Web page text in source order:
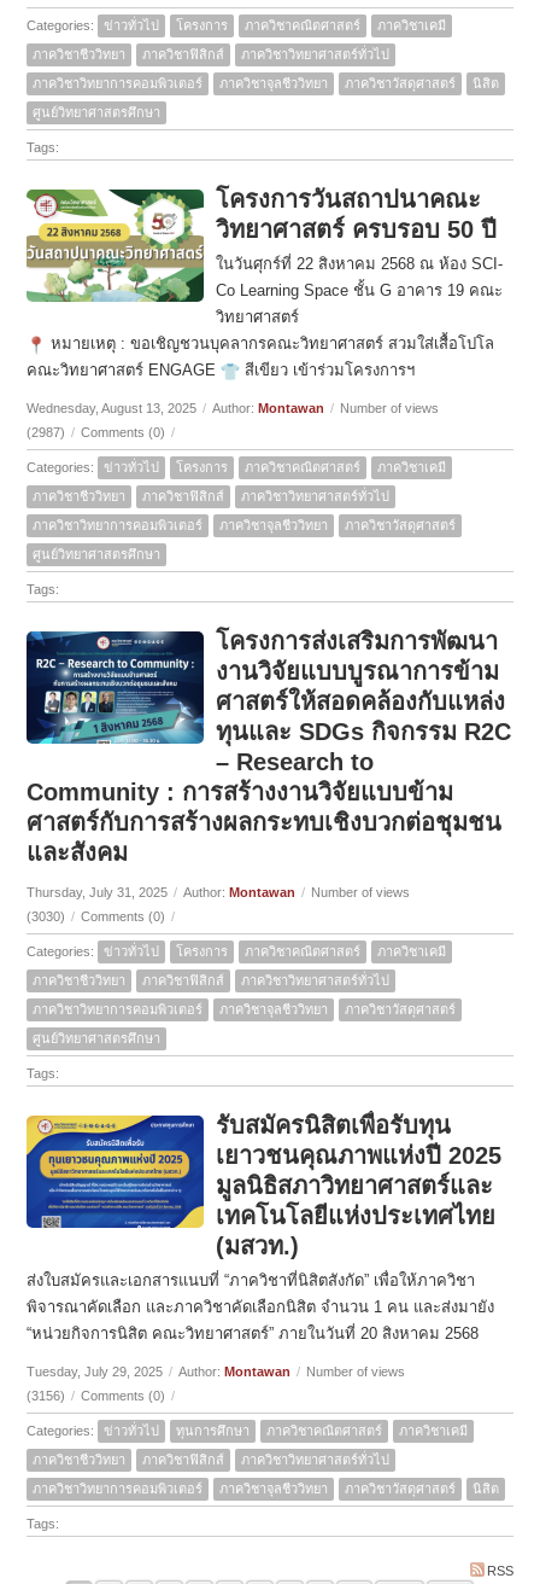
Categories: ข่าวทั่วไป โครงการ ภาควิชาคณิตศาสตร์
ภาควิชาเคมี
ภาควิชาชีววิทยา
ภาควิชาฟิสิกส์
ภาควิชาวิทยาศาสตร์ทั่วไป
ภาควิชาวิทยาการคอมพิวเตอร์
ภาควิชาจุลชีววิทยา ภาควิชาวัสดุศาสตร์
นิสิต
ศูนย์วิทยาศาสตรศึกษา
Tags:
โครงการวันสถาปนาคณะ
วิทยาศาสตร์ ครบรอบ 50 ปี
ในวันศุกร์ที่ 22 สิงหาคม 2568 ณ ห้อง SCI-
Co Learning Space ชั้น G อาคาร 19 คณะ
วิทยาศาสตร์
หมายเหตุ : ขอเชิญชวนบุคลากรคณะวิทยาศาสตร์ สวมใส่เสื้อโปโล
คณะวิทยาศาสตร์ ENGAGE
สีเขียว เข้าร่วมโครงการฯ
Wednesday, August 13, 2025 / Author:Montawan / Number of views
(2987) / Comments (0) /
Categories: ข่าวทั่วไป โครงการ ภาควิชาคณิตศาสตร์
ภาควิชาเคมี
ภาควิชาชีววิทยา
ภาควิชาฟิสิกส์
ภาควิชาวิทยาศาสตร์ทั่วไป
ภาควิชาวิทยาการคอมพิวเตอร์
ภาควิชาจุลชีววิทยา
ภาควิชาวัสดุศาสตร์
ศูนย์วิทยาศาสตรศึกษา
Tags:
โครงการส่งเสริมการพัฒนา
งานวิจัยแบบบูรณาการข้าม
ศาสตร์ให้สอดคล้องกับแหล่ง
ทุนและ SDGs กิจกรรม R2C
– Research to
Community : การสร้างงานวิจัยแบบข้าม
ศาสตร์กับการสร้างผลกระทบเชิงบวกต่อชุมชน
และสังคม
Thursday, July 31, 2025 / Author:Montawan / Number of views
(3030) / Comments (0) /
Categories: ข่าวทั่วไป โครงการ ภาควิชาคณิตศาสตร์
ภาควิชาเคมี
ภาควิชาชีววิทยา
ภาควิชาฟิสิกส์
ภาควิชาวิทยาศาสตร์ทั่วไป
ภาควิชาวิทยาการคอมพิวเตอร์
ภาควิชาจุลชีววิทยา
ภาควิชาวัสดุศาสตร์
ศูนย์วิทยาศาสตรศึกษา
Tags:
รับสมัครนิสิตเพื่อรับทุน
เยาวชนคุณภาพแห่งปี 2025
มูลนิธิสภาวิทยาศาสตร์และ
เทคโนโลยีแห่งประเทศไทย
(มสวท.)
ส่งใบสมัครและเอกสารแนบที่ “ภาควิชาที่นิสิตสังกัด” เพื่อให้ภาควิชา
พิจารณาคัดเลือก และภาควิชาคัดเลือกนิสิต จำนวน 1 คน และส่งมายัง
“หน่วยกิจการนิสิต คณะวิทยาศาสตร์” ภายในวันที่ 20 สิงหาคม 2568
Tuesday, July 29, 2025 / Author:Montawan / Number of views
(3156) / Comments (0) /
Categories: ข่าวทั่วไป ทุนการศึกษา ภาควิชาคณิตศาสตร์
ภาควิชาเคมี
ภาควิชาชีววิทยา
ภาควิชาฟิสิกส์
ภาควิชาวิทยาศาสตร์ทั่วไป
ภาควิชาวิทยาการคอมพิวเตอร์
ภาควิชาจุลชีววิทยา ภาควิชาวัสดุศาสตร์ นิสิต
Tags:
RSS